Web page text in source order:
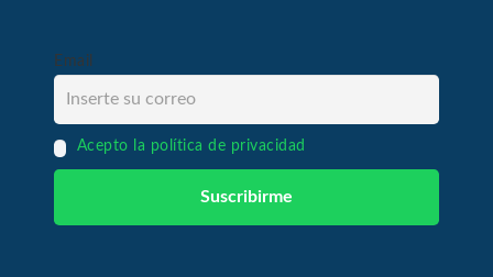
Email
Acepto la política de privacidad